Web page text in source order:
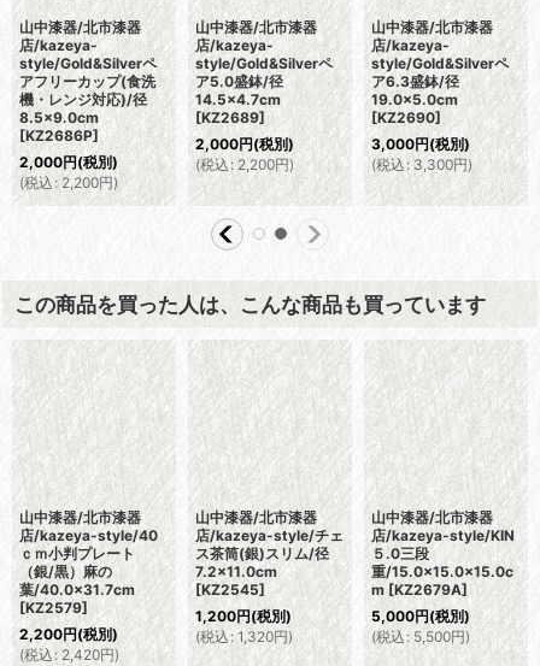
山中漆器/北市漆器
店/kazeya-
style/Gold&Silverペ
アフリーカップ(食洗
機・レンジ対応)/径
8.5×9.0cm
[KZ2686P]
2,000円(税別)
(税込 : 2,200円)
山中漆器/北市漆器
店/kazeya-
style/Gold&Silverペ
ア5.0盛鉢/径
14.5×4.7cm
[KZ2689]
2,000円(税別)
(税込: 2,200円)
山中漆器/北市漆器
店/kazeya-
style/Gold&Silverペ
ア6.3盛鉢/径
19.0×5.0cm
[KZ2690]
3,000円(税別)
(税込: 3,300円)
この商品を買った人は、こんな商品も買っています
山中漆器/北市漆器
店/kazeya-style/40
ｃｍ小判プレート
（銀/黒）麻の
葉/40.0×31.7cm
[KZ2579]
2,200円(税別)
(税込: 2,420円)
山中漆器/北市漆器
店/kazeya-style/チェ
ス茶筒(銀)スリム/径
7.2×11.0cm
[KZ2545]
1,200円(税別)
(税込: 1,320円)
山中漆器/北市漆器
店/kazeya-style/KIN
５.0三段
重/15.0×15.0×15.0c
m [KZ2679A]
5,000円(税別)
(税込: 5,500円)